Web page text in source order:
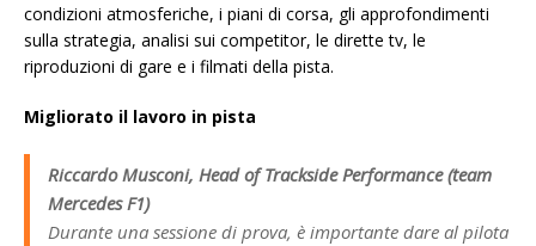
condizioni atmosferiche, i piani di corsa, gli approfondimenti
sulla strategia, analisi sui competitor, le dirette tv, le
riproduzioni di gare e i filmati della pista.
Migliorato il lavoro in pista
Riccardo Musconi, Head of Trackside Performance (team
Mercedes F1)
Durante una sessione di prova, è importante dare al pilota